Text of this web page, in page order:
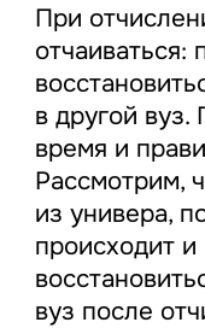
При
отчаиваться:
в другой вуз.
время и
Рассмотрим,
из универа,
происходит
вуз после